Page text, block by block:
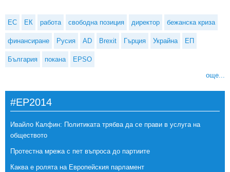
ЕС ЕК работа свободна позиция директор бежанска криза
финансиране Русия AD Brexit Гърция Украйна ЕП
България покана EPSO
още...
#EP2014
Ивайло Калфин: Политиката трябва да се прави в услуга на
обществото
Протестна мрежа с пет въпроса до партиите
Каква е ролята на Европейския парламент